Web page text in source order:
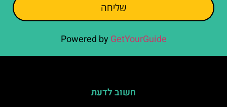
שליחה
Powered by GetYourGuide
חשוב לדעת